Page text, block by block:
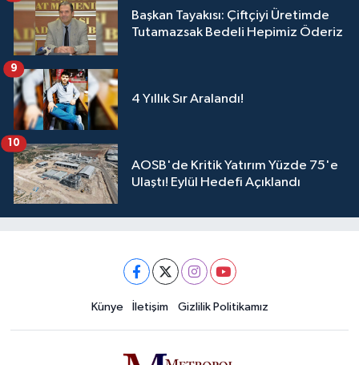
Başkan Tayakısı: Çiftçiyi Üretimde
Tutamazsak Bedeli Hepimiz Öderiz
4 Yıllık Sır Aralandı!
9
AOSB'de Kritik Yatırım Yüzde 75'e
Ulaştı! Eylül Hedefi Açıklandı
10
Künye İletişim Gizlilik Politikamız